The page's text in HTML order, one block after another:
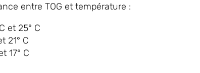
entre TOG et température :
et 25° C
21° C
17° C